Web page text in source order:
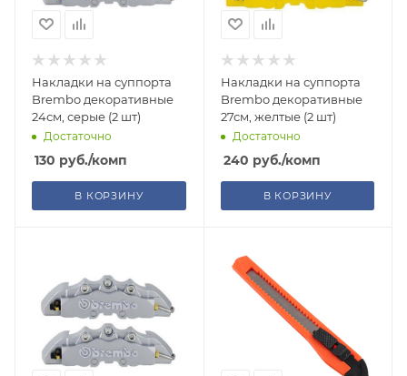
Накладки на суппорта
Brembo декоративные
24см, серые (2 шт)
Достаточно
130 руб./комп
В КОРЗИНУ
Накладки на суппорта
Brembo декоративные
27см, желтые (2 шт)
Достаточно
240 руб./комп
В КОРЗИНУ